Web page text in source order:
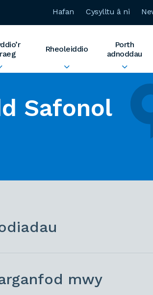
Hafan Cysylltu â ni
Rheoleiddio
Porth
adnoddau
Safonol
mwy